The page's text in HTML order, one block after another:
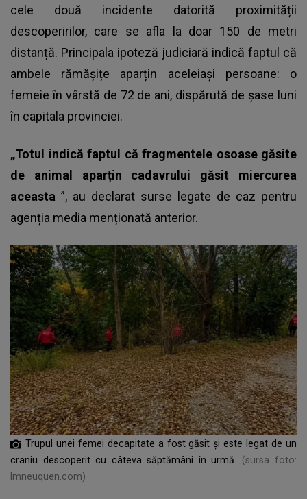
cele două incidente datorită proximității
descoperirilor, care se afla la doar 150 de metri
distanță. Principala ipoteză judiciară indică faptul că
ambele rămășițe aparțin aceleiași persoane: o
femeie în vârstă de 72 de ani, dispărută de șase luni
în capitala provinciei.
„Totul indică faptul că fragmentele osoase găsite
de animal aparțin cadavrului găsit miercurea
aceasta ”, au declarat surse legate de caz pentru
agenția media menționată anterior.
Trupul unei femei decapitate a fost găsit și este legat de un
craniu descoperit cu câteva săptămâni în urmă.
(sursa foto:
lmneuquen.com)